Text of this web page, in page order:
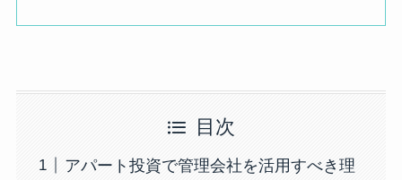
目次
アパート投資で管理会社を活用すべき理